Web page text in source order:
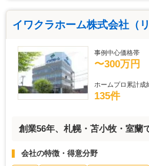
イワクラホーム株式会社（
事例中心価格帯
〜300万円
ホームプロ累計成
135件
創業56年、札幌・苫小牧・室蘭
会社の特徴・得意分野